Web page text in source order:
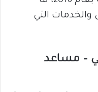
التي
– مساعد